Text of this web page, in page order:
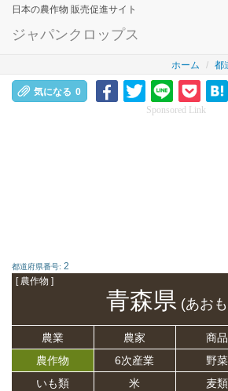
日本の農作物 販売促進サイト
ジャパンクロップス
ホーム 都
気になる 0
Sponsored Link
都道府県番号: 2
[ 農作物 ]
青森県(あお
農業 農家 商品
農作物
6次産業 野菜
いも類
米 麦類